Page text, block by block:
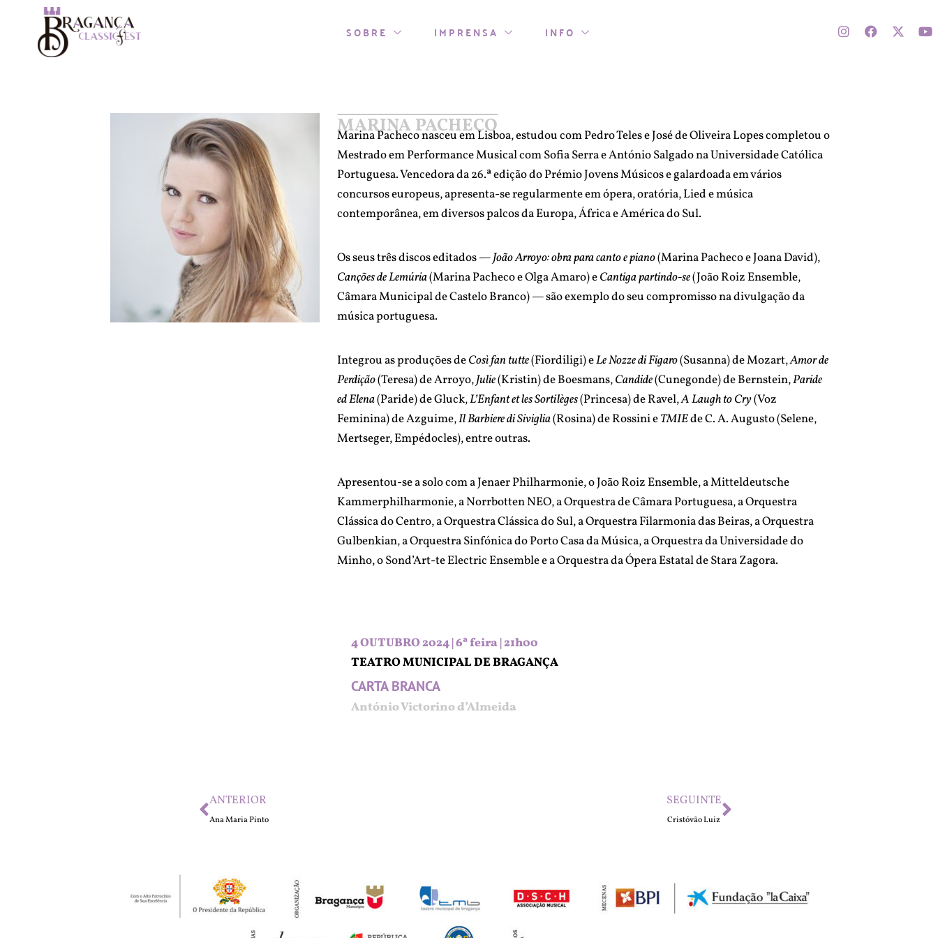
SOBRE IMPRENSA INFO
MARINA PACHECO
Marina Pacheco nasceu em Lisboa, estudou com Pedro Teles e José de Oliveira Lopes completou o
Mestrado em Performance Musical com Sofia Serra e António Salgado na Universidade Católica
Portuguesa. Vencedora da 26.ª edição do Prémio Jovens Músicos e galardoada em vários
concursos europeus, apresenta-se regularmente em ópera, oratória, Lied e música
contemporânea, em diversos palcos da Europa, África e América do Sul.
Os seus três discos editados— João Arroyo: obra para canto e piano(Marina Pacheco e Joana David),
Canções de Lemúria(Marina Pacheco e Olga Amaro) eCantiga partindo-se(João Roiz Ensemble,
Câmara Municipal de Castelo Branco)—são exemplo do seu compromisso na divulgação da
música portuguesa.
Integrou as produções deCosì fan tutte(Fiordiligi) eLe Nozze di Figaro(Susanna) de Mozart,Amor de
Perdição(Teresa) de Arroyo,Julie(Kristin) de Boesmans,Candide(Cunegonde) de Bernstein,Paride
ed Elena(Paride) de Gluck,L’Enfant et les Sortilèges(Princesa) de Ravel,A Laugh to Cry(Voz
Feminina) de Azguime,Il Barbiere di Siviglia(Rosina) de Rossini eTMIEde C. A. Augusto (Selene,
Mertseger, Empédocles), entre outras.
Apresentou-se a solo com a Jenaer Philharmonie, o João Roiz Ensemble, a Mitteldeutsche
Kammerphilharmonie, a Norrbotten NEO, a Orquestra de Câmara Portuguesa, a Orquestra
Clássica do Centro, a Orquestra Clássica do Sul, a Orquestra Filarmonia das Beiras, a Orquestra
Gulbenkian, a Orquestra Sinfónica do Porto Casa da Música, a Orquestra da Universidade do
Minho, o Sond’Art-te Electric Ensemble e a Orquestra da Ópera Estatal de Stara Zagora.
4 OUTUBRO 2024 | 6ª feira | 21h00
TEATRO MUNICIPAL DE BRAGANÇA
CARTA BRANCA
António Victorino d’Almeida
ANTERIOR
Ana Maria Pinto
SEGUINTE
Cristóvão Luiz